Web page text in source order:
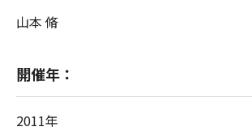
山本 脩
開催年：
2011年